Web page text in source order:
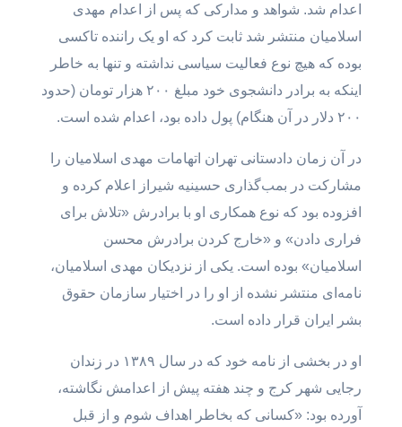
اعدام شد. شواهد و مدارکی که پس از اعدام مهدی
اسلامیان منتشر شد ثابت کرد که او یک راننده تاکسی
بوده که هیچ نوع فعالیت سیاسی نداشته و تنها به خاطر
اینکه به برادر دانشجوی خود مبلغ ۲۰۰ هزار تومان (حدود
۲۰۰ دلار در آن هنگام) پول داده بود، اعدام شده است.
در آن زمان دادستانی تهران اتهامات مهدی اسلامیان را
مشارکت در بمب‌گذاری حسینیه شیراز اعلام کرده و
افزوده بود که نوع همکاری او با برادرش «تلاش برای
فراری دادن» و «خارج کردن برادرش محسن
اسلامیان» بوده‌ است. یکی از نزدیکان مهدی اسلامیان،
نامه‌ای منتشر نشده از او را در اختیار سازمان حقوق
بشر ایران قرار داده است.
او در بخشی از نامه خود که در سال ۱۳۸۹ در زندان
رجایی شهر کرج و چند هفته پیش از اعدامش نگاشته،
آورده بود: «کسانی که بخاطر اهداف شوم و از قبل